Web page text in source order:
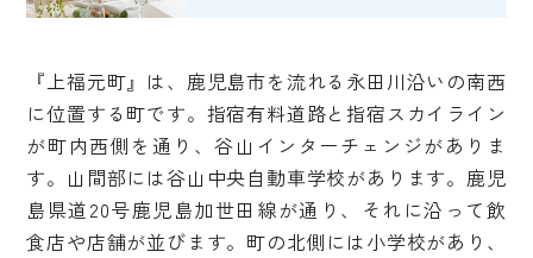
『上福元町』は、鹿児島市を流れる永田川沿いの南西
に位置する町です。指宿有料道路と指宿スカイライン
が町内西側を通り、谷山インターチェンジがありま
す。山間部には谷山中央自動車学校があります。鹿児
島県道20号鹿児島加世田線が通り、それに沿って飲
食店や店舗が並びます。町の北側には小学校があり、